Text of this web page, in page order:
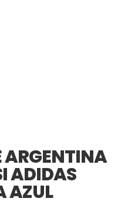
ARGENTINA
ADIDAS
AZUL